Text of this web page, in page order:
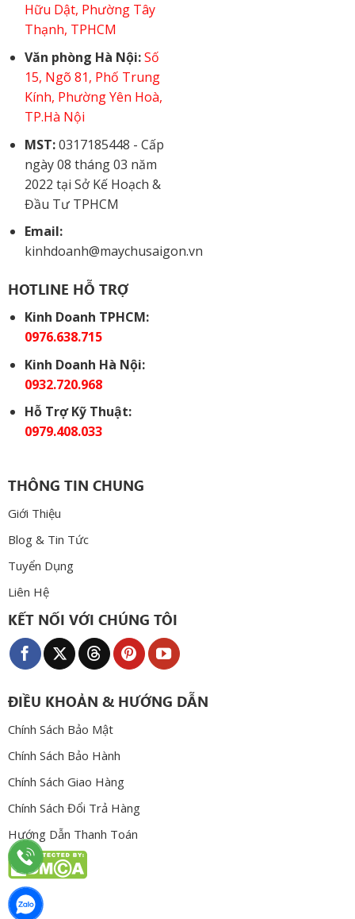
Hữu Dật, Phường Tây
Thạnh, TPHCM
Văn phòng Hà Nội: Số
15, Ngõ 81, Phố Trung
Kính, Phường Yên Hoà,
TP.Hà Nội
MST:0317185448 - Cấp
ngày 08 tháng 03 năm
2022 tại Sở Kế Hoạch &
Đầu Tư TPHCM
Email:
kinhdoanh@maychusaigon.vn
HOTLINE HỖ TRỢ
Kinh Doanh TPHCM:
0976.638.715
Kinh Doanh Hà Nội:
0932.720.968
Hỗ Trợ Kỹ Thuật:
0979.408.033
THÔNG TIN CHUNG
Giới Thiệu
Blog & Tin Tức
Tuyển Dụng
Liên Hệ
KẾT NỐI VỚI CHÚNG TÔI
ĐIỀU KHOẢN & HƯỚNG DẪN
Chính Sách Bảo Mật
Chính Sách Bảo Hành
Chính Sách Giao Hàng
Chính Sách Đổi Trả Hàng
Hướng Dẫn Thanh Toán